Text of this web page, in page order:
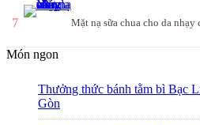
7 Mặt nạ sữa chua cho da nhạy
Món ngon
Thưởng thức bánh tằm bì Bạc
Gòn